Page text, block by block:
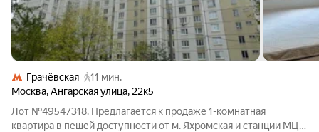
Грачёвская
11 мин.
Москва,Ангарская улица, 22к5
Лот №49547318. Предлагается к продаже 1-комнатная
квартира в пешей доступности от м. Яхромская и станции МЦД